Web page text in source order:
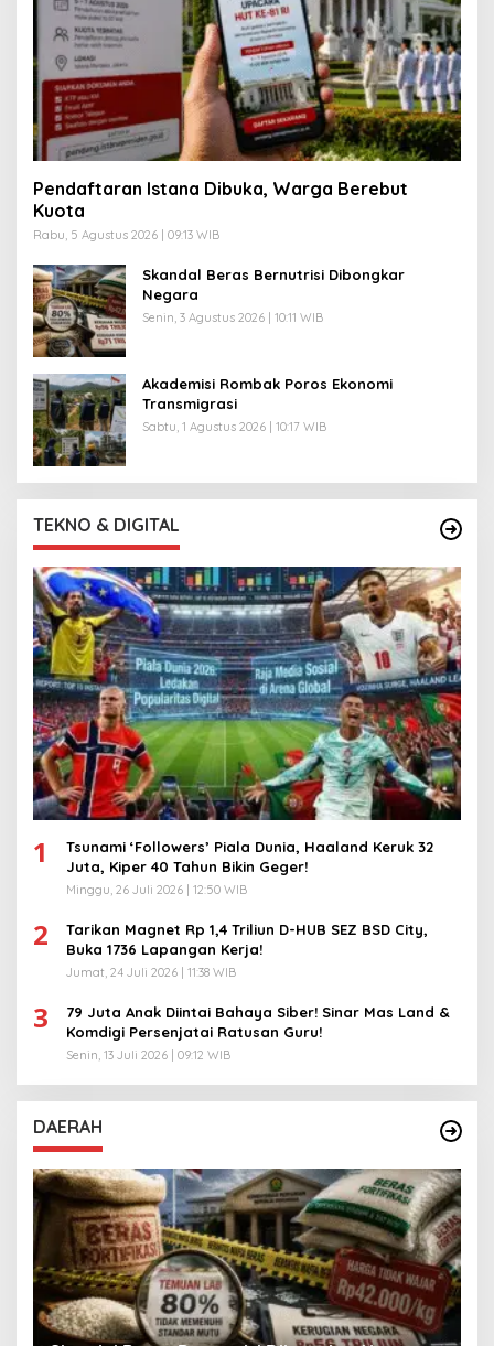
Pendaftaran Istana Dibuka, Warga Berebut
Kuota
Rabu, 5 Agustus 2026 | 09:13 WIB
Skandal Beras Bernutrisi Dibongkar
Negara
Senin, 3 Agustus 2026 | 10:11 WIB
Akademisi Rombak Poros Ekonomi
Transmigrasi
Sabtu, 1 Agustus 2026 | 10:17 WIB
TEKNO & DIGITAL
1
Tsunami ‘Followers’ Piala Dunia, Haaland Keruk 32
Juta, Kiper 40 Tahun Bikin Geger!
Minggu, 26 Juli 2026 | 12:50 WIB
2
Tarikan Magnet Rp 1,4 Triliun D-HUB SEZ BSD City,
Buka 1736 Lapangan Kerja!
Jumat, 24 Juli 2026 | 11:38 WIB
3
79 Juta Anak Diintai Bahaya Siber! Sinar Mas Land &
Komdigi Persenjatai Ratusan Guru!
Senin, 13 Juli 2026 | 09:12 WIB
DAERAH